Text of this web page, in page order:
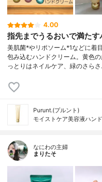
4.00
指先までうるおいで満た
美肌菌*やリポソーム*1などに着
包み込むハンドクリーム。黄色
っとりはネイルケア、緑のさら
Purunt.(プルント)
モイストケア美容液ハン
なにわの主婦
まりたそ